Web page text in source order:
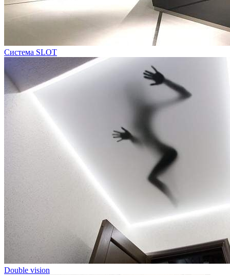
Система SLOT
Double vision